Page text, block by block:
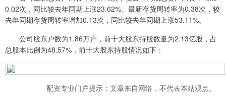
0.02次，同比较去年同期上涨23.62%。最新存货周转率为0.38次，较
去年同期存货周转率增加0.13次，同比较去年同期上涨53.11%。
公司股东户数为1.86万户，前十大股东持股数量为2.13亿股，占
总股本比例为48.57%，前十大股东持股情况如下：
配资专业门户提示：文章来自网络，不代表本站观点。